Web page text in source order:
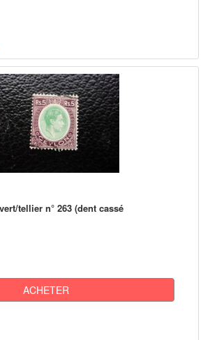
tellier n° 263 (dent cassé
ACHETER